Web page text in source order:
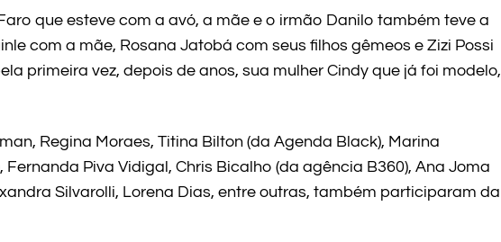
que esteve com a avó, a mãe e o irmão Danilo também teve a
com a mãe, Rosana Jatobá com seus filhos gêmeos e Zizi Possi
primeira vez, depois de anos, sua mulher Cindy que já foi modelo,
Regina Moraes, Titina Bilton (da Agenda Black), Marina
Piva Vidigal, Chris Bicalho (da agência B360), Ana Joma
Silvarolli, Lorena Dias, entre outras, também participaram da